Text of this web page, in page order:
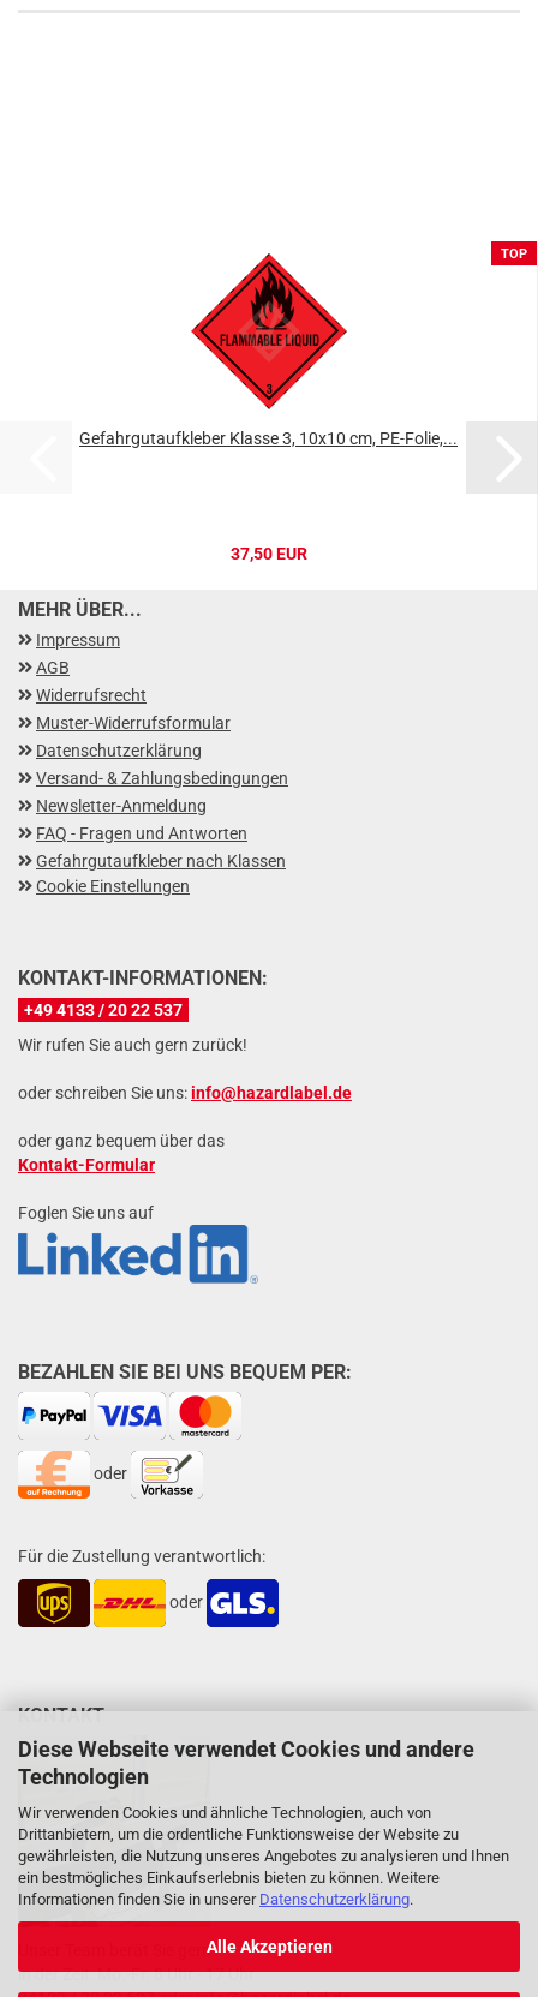
Diese Webseite verwendet Cookies und andere
Technologien
Wir verwenden Cookies und ähnliche Technologien, auch von
Drittanbietern, um die ordentliche Funktionsweise der Website zu
gewährleisten, die Nutzung unseres Angebotes zu analysieren und Ihnen
ein bestmögliches Einkaufserlebnis bieten zu können. Weitere
Informationen finden Sie in unserer Datenschutzerklärung.
Alle Akzeptieren
TOP
Gefahrgutaufkleber Klasse 3, 10x10 cm, PE-Folie,...
37,50 EUR
MEHR ÜBER...
Impressum
AGB
Widerrufsrecht
Muster-Widerrufsformular
Datenschutzerklärung
Versand- & Zahlungsbedingungen
Newsletter-Anmeldung
FAQ - Fragen und Antworten
Gefahrgutaufkleber nach Klassen
Cookie Einstellungen
KONTAKT-INFORMATIONEN:
+49 4133 / 20 22 537
Wir rufen Sie auch gern zurück!
oder schreiben Sie uns:info@hazardlabel.de
oder ganz bequem über das
Kontakt-Formular
Foglen Sie uns auf
BEZAHLEN SIE BEI UNS BEQUEM PER:
oder
Für die Zustellung verantwortlich:
oder
KONTAKT
Unser Team berät Sie gern
in der Zeit: Mo.-Fr. 8 Uhr - 17 Uhr